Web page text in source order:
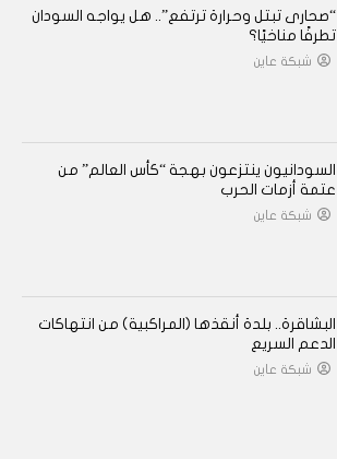
“صحارى تبتل وحرارة ترتفع”.. هل يواجه السودان
تطرفًا مناخيًا؟
شبكة عاين
السودانيون ينتزعون بهجة “كأس العالم” من
عتمة أزمات الحرب
شبكة عاين
البشاقرة.. بلدة أنقذها (المراكبية) من انتهاكات
الدعم السريع
شبكة عاين